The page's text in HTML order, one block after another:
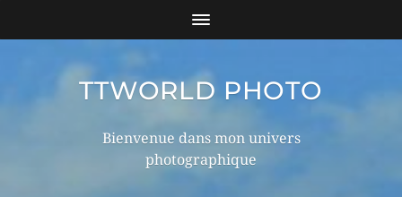
TTWORLD PHOTO
Bienvenue dans mon univers
photographique